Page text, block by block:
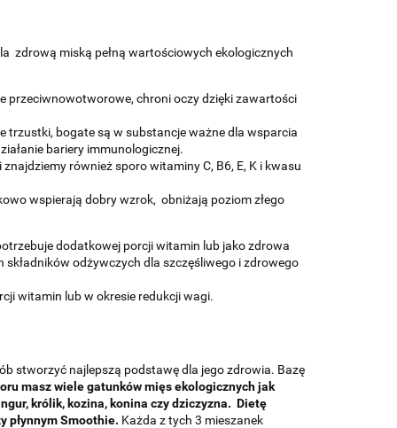
zdrową miską pełną wartościowych ekologicznych
przeciwnowotworowe, chroni oczy dzięki zawartości
trzustki, bogate są w substancje ważne dla wsparcia
bariery immunologicznej.
również sporo witaminy C, B6, E, K i kwasu
wspierają dobry wzrok, obniżają poziom złego
dodatkowej porcji witamin lub jako zdrowa
odżywczych dla szczęśliwego i zdrowego
witamin lub w okresie redukcji wagi.
stworzyć najlepszą podstawę dla jego zdrowia. Bazę
masz wiele gatunków mięs ekologicznych jak
królik, kozina, konina czy dziczyzna. Dietę
płynnym Smoothie. Każda z tych 3 mieszanek